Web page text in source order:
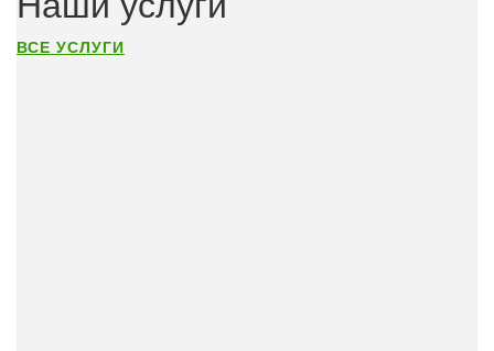
ВСЕ УСЛУГИ